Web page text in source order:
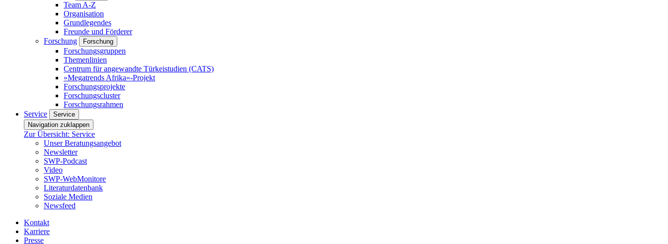
Team A-Z
Organisation
Grundlegendes
Freunde und Förderer
Forschung
Forschung
Forschungsgruppen
Themenlinien
Centrum für angewandte Türkeistudien (CATS)
»Megatrends Afrika«-Projekt
Forschungsprojekte
Forschungscluster
Forschungsrahmen
Service
Service
Navigation zuklappen
Zur Übersicht: Service
Unser Beratungsangebot
Newsletter
SWP-Podcast
Video
SWP-WebMonitore
Literaturdatenbank
Soziale Medien
Newsfeed
Kontakt
Karriere
Presse